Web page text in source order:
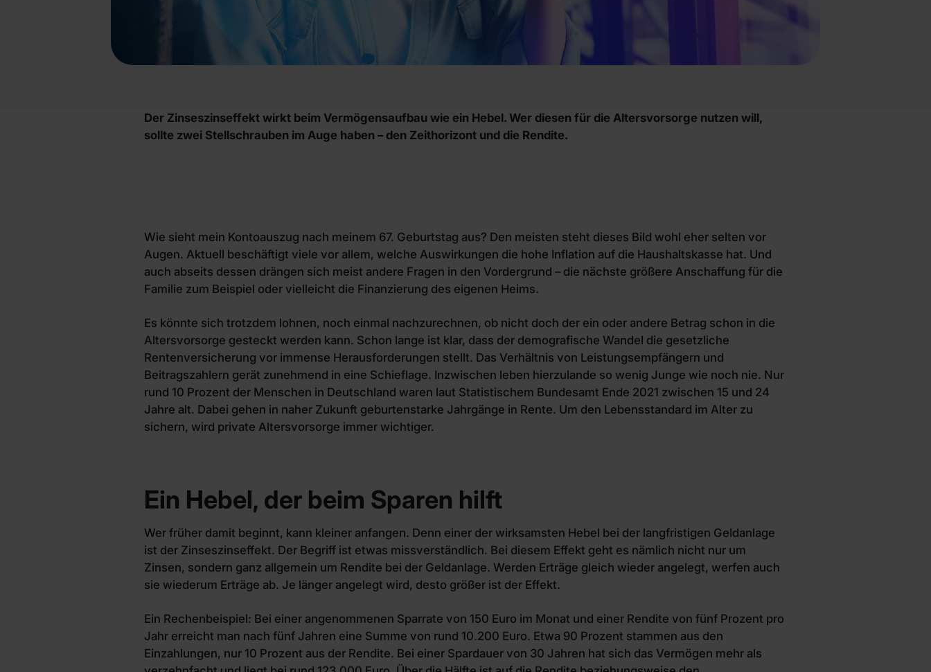
Der Zinseszinseffekt wirkt beim Vermögensaufbau wie ein Hebel. Wer diesen für die Altersvorsorge nutzen will,
sollte zwei Stellschrauben im Auge haben – den Zeithorizont und die Rendite.
Wie sieht mein Kontoauszug nach meinem 67. Geburtstag aus? Den meisten steht dieses Bild wohl eher selten vor
Augen. Aktuell beschäftigt viele vor allem, welche Auswirkungen die hohe Inflation auf die Haushaltskasse hat. Und
auch abseits dessen drängen sich meist andere Fragen in den Vordergrund – die nächste größere Anschaffung für die
Familie zum Beispiel oder vielleicht die Finanzierung des eigenen Heims.
Es könnte sich trotzdem lohnen, noch einmal nachzurechnen, ob nicht doch der ein oder andere Betrag schon in die
Altersvorsorge gesteckt werden kann. Schon lange ist klar, dass der demografische Wandel die gesetzliche
Rentenversicherung vor immense Herausforderungen stellt. Das Verhältnis von Leistungsempfängern und
Beitragszahlern gerät zunehmend in eine Schieflage. Inzwischen leben hierzulande so wenig Junge wie noch nie. Nur
rund 10 Prozent der Menschen in Deutschland waren laut Statistischem Bundesamt Ende 2021 zwischen 15 und 24
Jahre alt. Dabei gehen in naher Zukunft geburtenstarke Jahrgänge in Rente. Um den Lebensstandard im Alter zu
sichern, wird private Altersvorsorge immer wichtiger.
Ein Hebel, der beim Sparen hilft
Wer früher damit beginnt, kann kleiner anfangen. Denn einer der wirksamsten Hebel bei der langfristigen Geldanlage
ist der Zinseszinseffekt. Der Begriff ist etwas missverständlich. Bei diesem Effekt geht es nämlich nicht nur um
Zinsen, sondern ganz allgemein um Rendite bei der Geldanlage. Werden Erträge gleich wieder angelegt, werfen auch
sie wiederum Erträge ab. Je länger angelegt wird, desto größer ist der Effekt.
Ein Rechenbeispiel: Bei einer angenommenen Sparrate von 150 Euro im Monat und einer Rendite von fünf Prozent pro
Jahr erreicht man nach fünf Jahren eine Summe von rund 10.200 Euro. Etwa 90 Prozent stammen aus den
Einzahlungen, nur 10 Prozent aus der Rendite. Bei einer Spardauer von 30 Jahren hat sich das Vermögen mehr als